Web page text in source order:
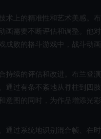
上的精准性和艺术美感。
需要不断评估和调整。他
败的格斗游戏中，战斗动画
续的评估和改进。布兰登
过有条不紊地从脊柱到四
图的同时，为作品增添光彩
过系统地识别混合帧、在